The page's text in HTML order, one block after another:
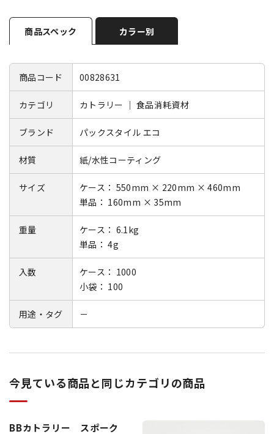
商品スペック カラー別
商品コード 00828631
カテゴリ カトラリー ｜ 食品消耗資材
ブランド パックスタイル エコ
材質 紙/水性コーティング
サイズ
ケース： 550mm × 220mm × 460mm
単品： 160mm × 35mm
重量
ケース： 6.1kg
単品： 4g
入数
ケース： 1000
小袋： 100
用途・タグ －
今見ている商品と同じカテゴリの商品
BBカトラリー スポーク